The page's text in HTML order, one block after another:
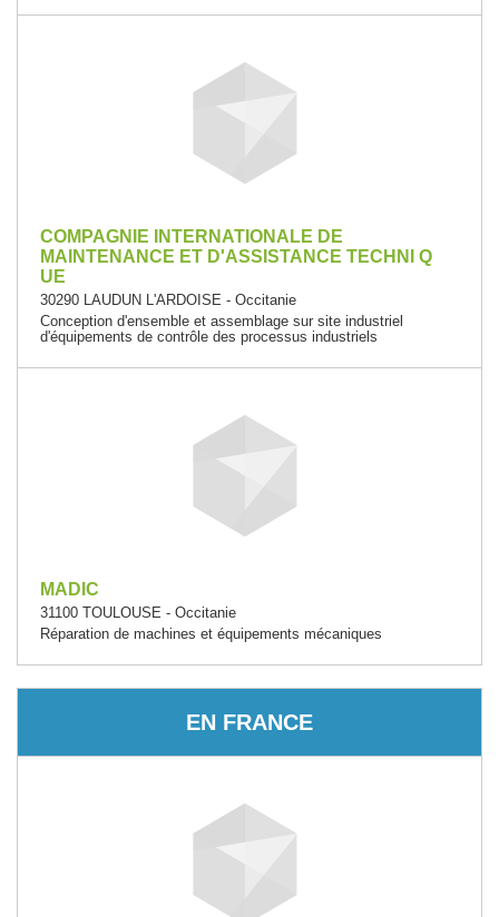
COMPAGNIE INTERNATIONALE DE
MAINTENANCE ET D'ASSISTANCE TECHNI Q
UE
30290 LAUDUN L'ARDOISE - Occitanie
Conception d'ensemble et assemblage sur site industriel
d'équipements de contrôle des processus industriels
MADIC
31100 TOULOUSE - Occitanie
Réparation de machines et équipements mécaniques
EN FRANCE